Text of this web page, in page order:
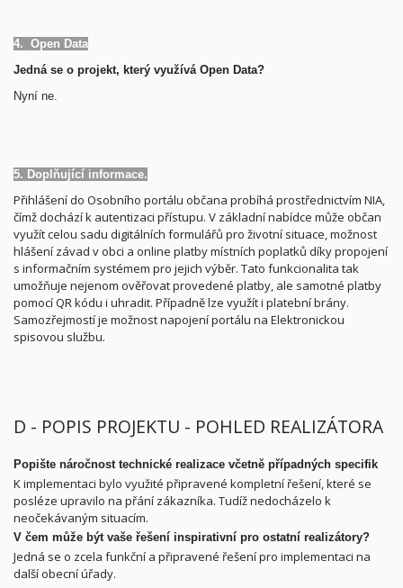
4. Open Data
Jedná se o projekt, který využívá Open Data?
Nyní ne.
5. Doplňující informace.
Přihlášení do Osobního portálu občana probíhá prostřednictvím NIA,
čímž dochází k autentizaci přístupu. V základní nabídce může občan
využít celou sadu digitálních formulářů pro životní situace, možnost
hlášení závad v obci a online platby místních poplatků díky propojení
s informačním systémem pro jejich výběr. Tato funkcionalita tak
umožňuje nejenom ověřovat provedené platby, ale samotné platby
pomocí QR kódu i uhradit. Případně lze využít i platební brány.
Samozřejmostí je možnost napojení portálu na Elektronickou
spisovou službu.
D - POPIS PROJEKTU - POHLED REALIZÁTORA
Popište náročnost technické realizace včetně případných specifik
K implementaci bylo využité připravené kompletní řešení, které se
posléze upravilo na přání zákazníka. Tudíž nedocházelo k
neočekávaným situacím.
V čem může být vaše řešení inspirativní pro ostatní realizátory?
Jedná se o zcela funkční a připravené řešení pro implementaci na
další obecní úřady.